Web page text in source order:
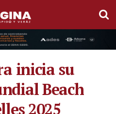
inicia su
Beach
2025